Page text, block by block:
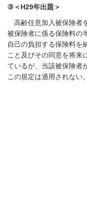
③＜H29年出題＞
高齢任意加入被保険者
被保険者に係る保険料の
自己の負担する保険料を
こと及びその同意を将来
ているが、当該被保険者
この規定は適用されない。